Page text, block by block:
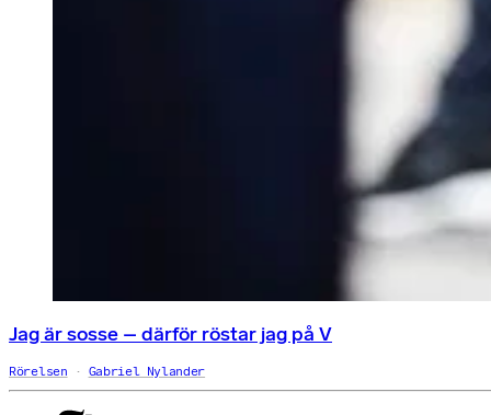
Jag är sosse – därför röstar jag på V
Rörelsen Gabriel Nylander